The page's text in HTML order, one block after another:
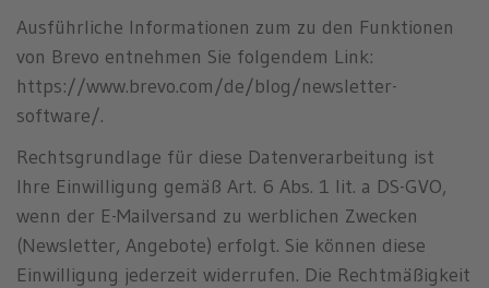
Ausführliche Informationen zum zu den Funktionen
von Brevo entnehmen Sie folgendem Link:
https://www.brevo.com/de/blog/newsletter-
software/.
Rechtsgrundlage für diese Datenverarbeitung ist
Ihre Einwilligung gemäß Art. 6 Abs. 1 lit. a DS-GVO,
wenn der E-Mailversand zu werblichen Zwecken
(Newsletter, Angebote) erfolgt. Sie können diese
Einwilligung jederzeit widerrufen. Die Rechtmäßigkeit